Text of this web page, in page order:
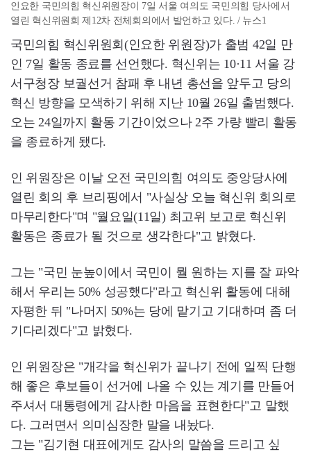
인요한 국민의힘 혁신위원장이 7일 서울 여의도 국민의힘 당사에서
열린 혁신위원회 제12차 전체회의에서 발언하고 있다. / 뉴스1
국민의힘 혁신위원회(인요한 위원장)가 출범 42일 만
인 7일 활동 종료를 선언했다. 혁신위는 10·11 서울 강
서구청장 보궐선거 참패 후 내년 총선을 앞두고 당의
혁신 방향을 모색하기 위해 지난 10월 26일 출범했다.
오는 24일까지 활동 기간이었으나 2주 가량 빨리 활동
을 종료하게 됐다.
인 위원장은 이날 오전 국민의힘 여의도 중앙당사에
열린 회의 후 브리핑에서 "사실상 오늘 혁신위 회의로
마무리한다"며 "월요일(11일) 최고위 보고로 혁신위
활동은 종료가 될 것으로 생각한다"고 밝혔다.
그는 "국민 눈높이에서 국민이 뭘 원하는 지를 잘 파악
해서 우리는 50% 성공했다"라고 혁신위 활동에 대해
자평한 뒤 "나머지 50%는 당에 맡기고 기대하며 좀 더
기다리겠다"고 밝혔다.
인 위원장은 "개각을 혁신위가 끝나기 전에 일찍 단행
해 좋은 후보들이 선거에 나올 수 있는 계기를 만들어
주셔서 대통령에게 감사한 마음을 표현한다"고 말했
다. 그러면서 의미심장한 말을 내놨다.
그는 "김기현 대표에게도 감사의 말씀을 드리고 싶